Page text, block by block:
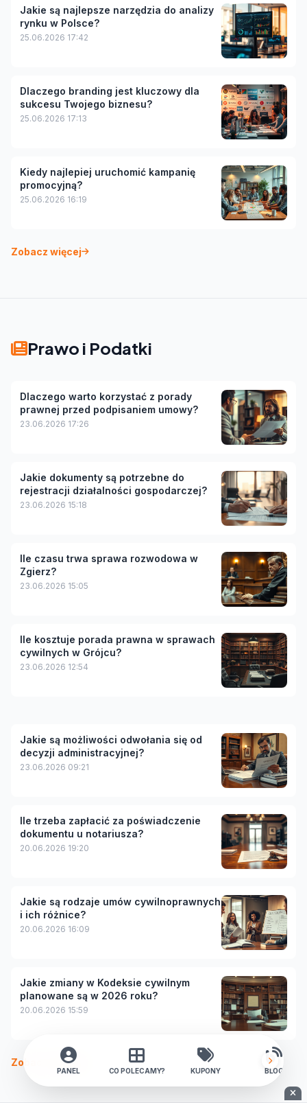
Jakie są najlepsze narzędzia do analizy
rynku w Polsce?
25.06.2026 17:42
Dlaczego branding jest kluczowy dla
sukcesu Twojego biznesu?
25.06.2026 17:13
Kiedy najlepiej uruchomić kampanię
promocyjną?
25.06.2026 16:19
Zobacz więcej
Prawo i Podatki
Dlaczego warto korzystać z porady
prawnej przed podpisaniem umowy?
23.06.2026 17:26
Jakie dokumenty są potrzebne do
rejestracji działalności gospodarczej?
23.06.2026 15:18
Ile czasu trwa sprawa rozwodowa w
Zgierz?
23.06.2026 15:05
Ile kosztuje porada prawna w sprawach
cywilnych w Grójcu?
23.06.2026 12:54
Jakie są możliwości odwołania się od
decyzji administracyjnej?
23.06.2026 09:21
Ile trzeba zapłacić za poświadczenie
dokumentu u notariusza?
20.06.2026 19:20
Jakie są rodzaje umów cywilnoprawnych
i ich różnice?
20.06.2026 16:09
Jakie zmiany w Kodeksie cywilnym
planowane są w 2026 roku?
20.06.2026 15:59
Zobacz więcej
PANEL CO POLECAMY? KUPONY BLOG